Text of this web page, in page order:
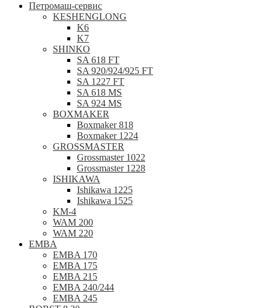
Петромаш-сервис
KESHENGLONG
K6
K7
SHINKO
SA 618 FT
SA 920/924/925 FT
SA 1227 FT
SA 618 MS
SA 924 MS
BOXMAKER
Boxmaker 818
Boxmaker 1224
GROSSMASTER
Grossmaster 1022
Grossmaster 1228
ISHIKAWA
Ishikawa 1225
Ishikawa 1525
KM-4
WAM 200
WAM 220
EMBA
EMBA 170
EMBA 175
EMBA 215
EMBA 240/244
EMBA 245